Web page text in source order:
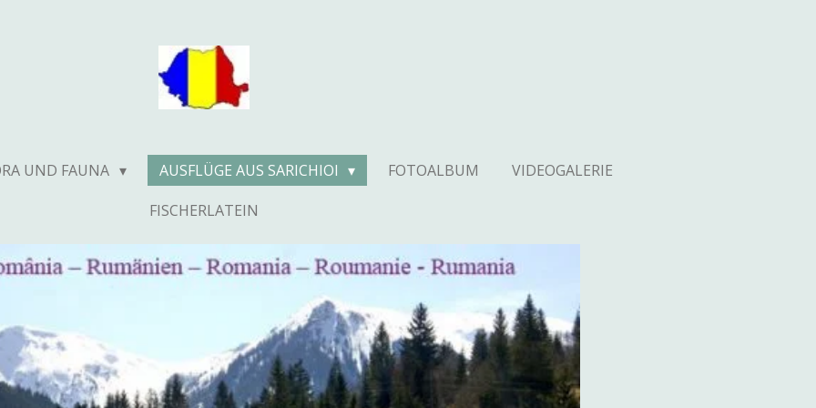
UND FAUNA AUSFLÜGE AUS SARICHIOI FOTOALBUM
VIDEOGALERIE
FISCHERLATEIN